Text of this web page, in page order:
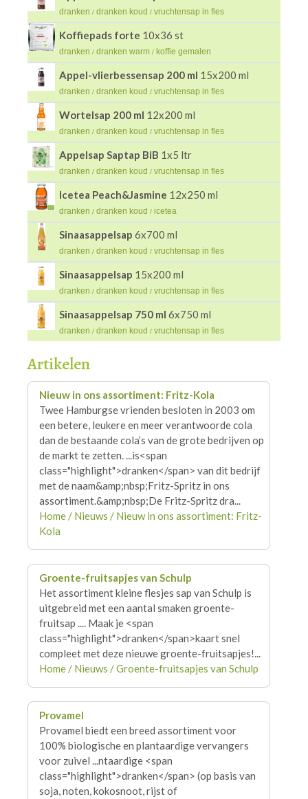
dranken / dranken koud / vruchtensap in fles
Koffiepads forte 10x36 st
dranken / dranken warm / koffie gemalen
Appel-vlierbessensap 200 ml 15x200 ml
dranken / dranken koud / vruchtensap in fles
Wortelsap 200 ml 12x200 ml
dranken / dranken koud / vruchtensap in fles
Appelsap Saptap BiB 1x5 ltr
dranken / dranken koud / vruchtensap in fles
Icetea Peach&Jasmine 12x250 ml
dranken / dranken koud / icetea
Sinaasappelsap 6x700 ml
dranken / dranken koud / vruchtensap in fles
Sinaasappelsap 15x200 ml
dranken / dranken koud / vruchtensap in fles
Sinaasappelsap 750 ml 6x750 ml
dranken / dranken koud / vruchtensap in fles
Artikelen
Nieuw in ons assortiment: Fritz-Kola
Twee Hamburgse vrienden besloten in 2003 om
een betere, leukere en meer verantwoorde cola
dan de bestaande cola’s van de grote bedrijven op
de markt te zetten. ...is<span
class="highlight">dranken</span> van dit bedrijf
met de naam&amp;nbsp;Fritz-Spritz in ons
assortiment.&amp;nbsp;De Fritz-Spritz dra...
Home / Nieuws / Nieuw in ons assortiment: Fritz-
Kola
Groente-fruitsapjes van Schulp
Het assortiment kleine flesjes sap van Schulp is
uitgebreid met een aantal smaken groente-
fruitsap .... Maak je <span
class="highlight">dranken</span>kaart snel
compleet met deze nieuwe groente-fruitsapjes!...
Home / Nieuws / Groente-fruitsapjes van Schulp
Provamel
Provamel biedt een breed assortiment voor
100% biologische en plantaardige vervangers
voor zuivel ...ntaardige <span
class="highlight">dranken</span> (op basis van
soja, noten, kokosnoot, rijst of